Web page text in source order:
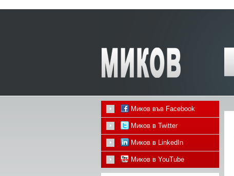
Миков във Facebook
Миков в Twitter
Миков в LinkedIn
Миков в YouTube